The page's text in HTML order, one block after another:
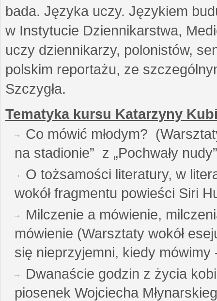
bada. Języka uczy. Językiem
w Instytucie Dziennikarstwa,
uczy dziennikarzy, polonistów,
polskim reportażu, ze
Szczygła.
Tematyka kursu Katarzyny
Co mówić młodym?
na stadionie” z „Pochwały
O tożsamości literatury, w
wokół fragmentu powieści Siri
Milczenie a mówienie,
mówienie (Warsztaty wokół
się nieprzyjemni, kiedy mówimy
Dwanaście godzin z życia
piosenek Wojciecha